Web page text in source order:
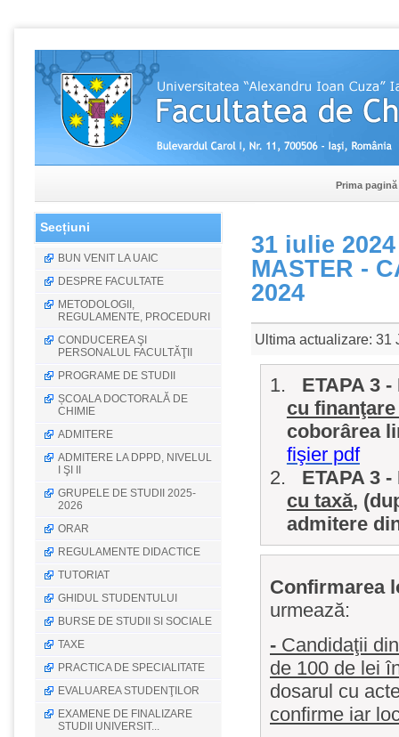
Prima pagină
Secțiuni
BUN VENIT LA UAIC
DESPRE FACULTATE
METODOLOGII,
REGULAMENTE, PROCEDURI
CONDUCEREA ŞI
PERSONALUL FACULTĂŢII
PROGRAME DE STUDII
ȘCOALA DOCTORALĂ DE
CHIMIE
ADMITERE
ADMITERE LA DPPD, NIVELUL
I ŞI II
GRUPELE DE STUDII 2025-
2026
ORAR
REGULAMENTE DIDACTICE
TUTORIAT
GHIDUL STUDENTULUI
BURSE DE STUDII SI SOCIALE
TAXE
PRACTICA DE SPECIALITATE
EVALUAREA STUDENŢILOR
EXAMENE DE FINALIZARE
STUDII UNIVERSIT...
31 iulie
MASTER -
2024
Ultima actualizare: 31
1. ETAPA 3
cu
coborârea
fişier pdf
2. ETAPA 3
cu taxă,
admitere
Confirmarea
urmează:
- Candidaţii
de 100 de lei
dosarul cu
confirme iar